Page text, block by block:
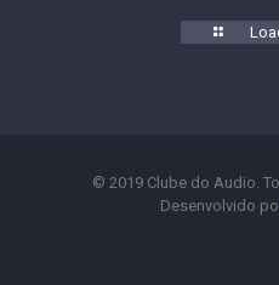
© 2019 Clube do Audio.
Desenvolvido